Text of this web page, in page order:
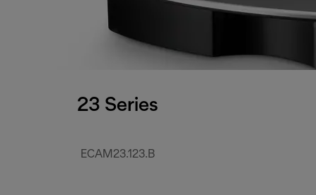
23 Series
ECAM23.123.B